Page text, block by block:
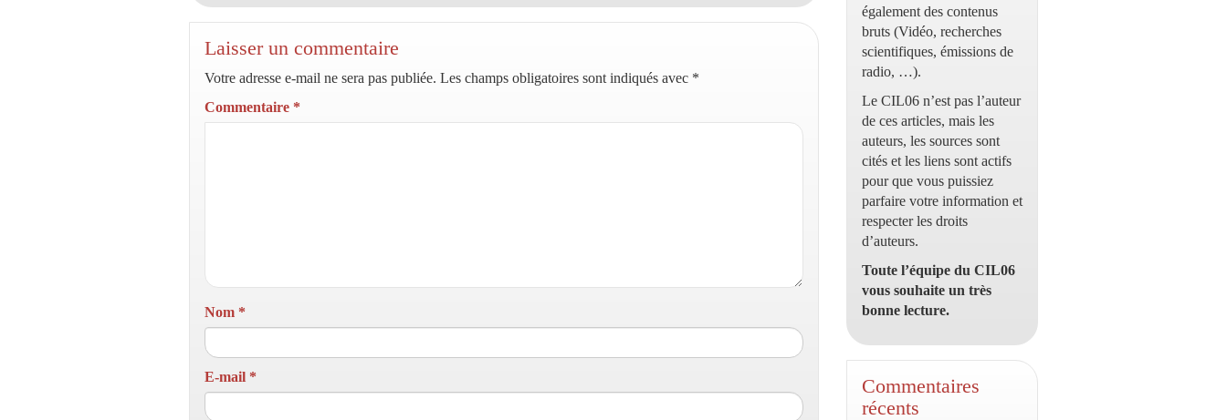
Laisser un commentaire
Votre adresse e-mail ne sera pas publiée. Les champs obligatoires sont indiqués avec *
Commentaire *
Nom *
E-mail *
également des contenus
bruts (Vidéo, recherches
scientifiques, émissions de
radio, …).
Le CIL06 n’est pas l’auteur
de ces articles, mais les
auteurs, les sources sont
cités et les liens sont actifs
pour que vous puissiez
parfaire votre information et
respecter les droits
d’auteurs.
Toute l’équipe du CIL06
vous souhaite un très
bonne lecture.
Commentaires
récents